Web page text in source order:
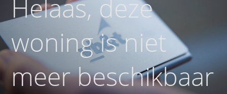
Helaas, deze
woning is niet
meer beschikbaar